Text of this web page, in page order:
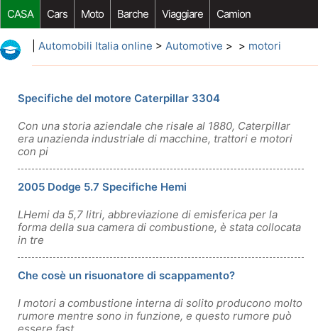
CASA Cars Moto Barche Viaggiare Camion
Riparazione Auto Acquisto Auto Car Opzioni Aftermarket
Automobili Italia online > Automotive > > motori
Specifiche del motore Caterpillar 3304
Con una storia aziendale che risale al 1880, Caterpillar
era unazienda industriale di macchine, trattori e motori
con pi
2005 Dodge 5.7 Specifiche Hemi
LHemi da 5,7 litri, abbreviazione di emisferica ​​per la
forma della sua camera di combustione, è stata collocata
in tre
Che cosè un risuonatore di scappamento?
I motori a combustione interna di solito producono molto
rumore mentre sono in funzione, e questo rumore può